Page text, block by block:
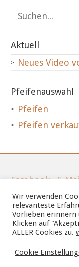
Aktuell
Neues Video
Pfeifenauswahl
Pfeifen
Pfeifen
Facebook·E-
Tel.:
Mobil:
Wir verwenden
relevanteste
Vorlieben erinnern
Klicken auf
ALLER Cookies zu.
Cookie